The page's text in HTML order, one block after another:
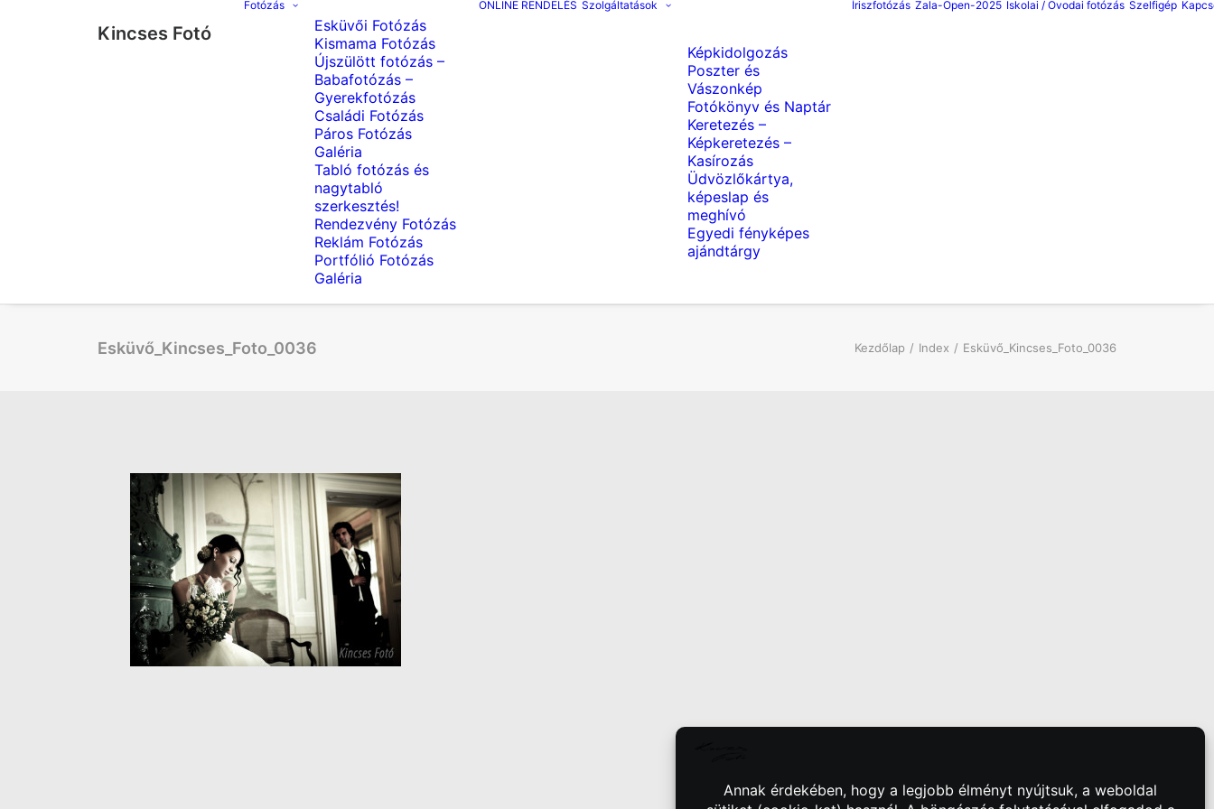
Kincses Fotó
Fotózás
Esküvői Fotózás
Kismama Fotózás
Újszülött fotózás –
Babafotózás –
Gyerekfotózás
Családi Fotózás
Páros Fotózás
Galéria
Tabló fotózás és
nagytabló
szerkesztés!
Rendezvény Fotózás
Reklám Fotózás
Portfólió Fotózás
Galéria
ONLINE RENDELÉS Szolgáltatások
Képkidolgozás
Poszter és
Vászonkép
Fotókönyv és Naptár
Keretezés –
Képkeretezés –
Kasírozás
Üdvözlőkártya,
képeslap és
meghívó
Egyedi fényképes
ajándtárgy
Íriszfotózás Zala-Open-2025 Iskolai / Ovodai fotózás Szelfigép
Esküvő_Kincses_Foto_0036 Kezdőlap Index Esküvő_Kincses_Foto_0036